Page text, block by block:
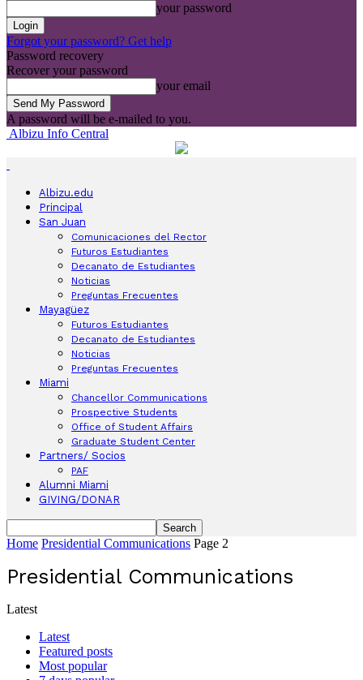
your password
Forgot your password? Get help
Password recovery
Recover your password
your email
A password will be e-mailed to you.
Albizu Info Central
Albizu.edu
Principal
San Juan
Comunicaciones del Rector
Futuros Estudiantes
Decanato de Estudiantes
Noticias
Preguntas Frecuentes
Mayagüez
Futuros Estudiantes
Decanato de Estudiantes
Noticias
Preguntas Frecuentes
Miami
Chancellor Communications
Prospective Students
Office of Student Affairs
Graduate Student Center
Partners/ Socios
PAF
Alumni Miami
GIVING/DONAR
Home Presidential Communications Page 2
Presidential Communications
Latest
Latest
Featured posts
Most popular